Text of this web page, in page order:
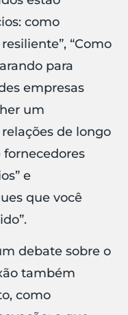
como
“Como
para
empresas
um
de longo
fornecedores
e
que você
debate sobre o
também
como